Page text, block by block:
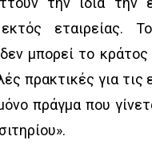
εταιρείας.
μπορεί το κράτος
πρακτικές για τις
πράγμα που